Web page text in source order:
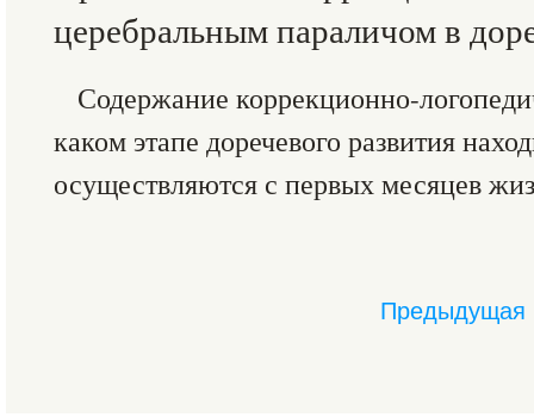
церебральным параличом в
Содержание коррекционно-
каком этапе доречевого развития
осуществляются с первых месяцев
Предыдущая